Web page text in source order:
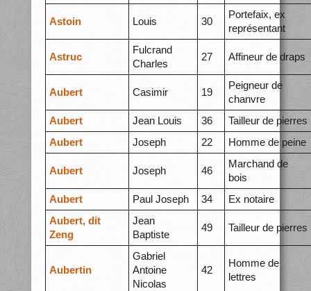
Astoin Louis 30
Portefaix, ex
représentant
Astruc
Fulcrand
Charles
27 Affineur de draps
Aubert Casimir 19
Peigneur de
chanvre
Aubert
Jean Louis 36
Tailleur de pierres
Aubert
Joseph 22 Homme de peine
Aubert Joseph 46
Marchand de
bois
Aubert
Paul Joseph 34
Ex notaire
Aubert, dit
Zeng
Jean
Baptiste
49 Tailleur de pierres
Aubertin
Gabriel
Antoine
Nicolas
42
Homme de
lettres